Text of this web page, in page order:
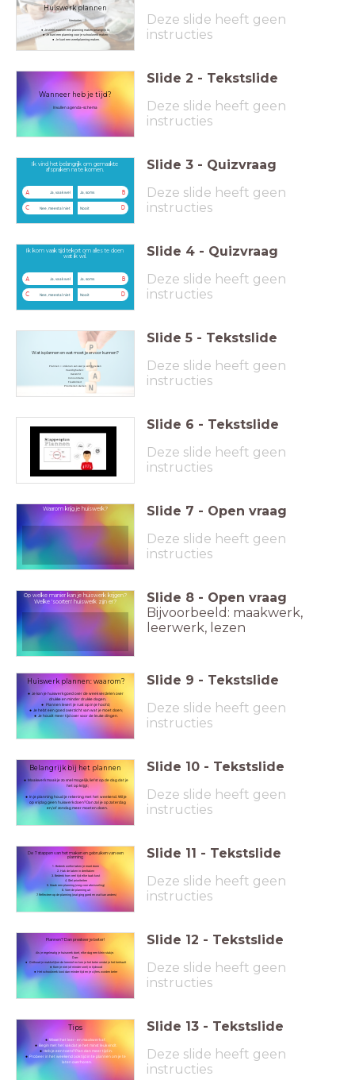
Huiswerk plannen
Mentorles
Je weet waarom een planning maken belangrijk is;
Je kunt een planning voor je schoolwerk maken;
Je kunt een weekplanning maken.
Deze slide heeft geen
instructies
Wanneer heb je tijd?
Invullen agenda-schema
Slide 2 - Tekstslide
Deze slide heeft geen
instructies
Ik vind het belangrijk om gemaakte
afspraken na te komen.
A Ja, vaak wel B
Ja, soms
C Nee, meestal niet D
Nooit
Slide 3 - Quizvraag
Deze slide heeft geen
instructies
Ik kom vaak tijd tekort om alles te doen
wat ik wil.
A Ja, vaak wel B
Ja, soms
C Nee, meestal niet D
Nooit
Slide 4 - Quizvraag
Deze slide heeft geen
instructies
Wat is plannen en wat moet je ervoor kunnen?
Plannen = ordenen van wat je wilt bereiken
Vaardigheden:
Overzicht
Concentratie
Flexibiliteit
Prioriteiten stellen
Slide 5 - Tekstslide
Deze slide heeft geen
instructies
Slide 6 - Tekstslide
Deze slide heeft geen
instructies
Waarom krijg je huiswerk? Slide 7 - Open vraag
Deze slide heeft geen
instructies
Op welke manier kan je huiswerk krijgen?
Welke 'soorten' huiswerk zijn er?
Slide 8 - Open vraag
Bijvoorbeeld: maakwerk,
leerwerk, lezen
Huiswerk plannen: waarom?
Je kan je huiswerk goed over de week verdelen over
drukke en minder drukke dagen;
Plannen levert je rust op in je hoofd;
Je hebt een goed overzicht van wat je moet doen;
Je houdt meer tijd over voor de leuke dingen.
Slide 9 - Tekstslide
Deze slide heeft geen
instructies
Belangrijk bij het plannen
Maakwerk maak je zo snel mogelijk, liefst op de dag dat je
het op krijgt;
In je planning houd je rekening met het weekend. Wil je
op vrijdag geen huiswerk doen? Dan zal je op zaterdag
en/of zondag meer moeten doen.
Slide 10 - Tekstslide
Deze slide heeft geen
instructies
De 7 stappen van het maken en gebruiken van een
planning
Bedenk welke taken je moet doen
Hak de taken in deeltaken
Bedenk hoe veel tijd elke taak kost
Stel prioriteiten
Maak een planning (zorg voor afwisseling)
Voer de planning uit
Reflecteer op de planning (wat ging goed en wat kan anders)
Slide 11 - Tekstslide
Deze slide heeft geen
instructies
Plannen? Dan presteer je beter!
Als je regelmatig je huiswerk doet, elke dag een klein stukje.
Dan:
Onthoud je makkelijker de leerstof en ken je het beter omdat je het herhaalt
Kom je niet (of minder snel) in tijdnood
Het schoolwerk kost dan minder tijd en je cijfers worden beter
Slide 12 - Tekstslide
Deze slide heeft geen
instructies
Tips
Wissel het leer- en maakwerk af.
Begin met het vak dat je het minst leuk vindt.
Heb je een toets? Plan dan meer tijd in.
Probeer in het weekend ook tijd in te plannen om je te
laten overhoren.
Slide 13 - Tekstslide
Deze slide heeft geen
instructies